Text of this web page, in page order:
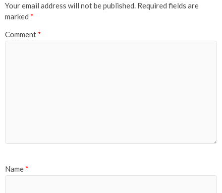
Your email address will not be published. Required fields are
marked *
Comment *
Name *